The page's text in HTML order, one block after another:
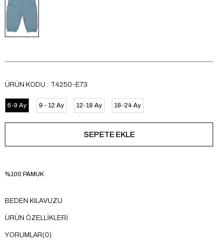
ÜRÜN KODU T4250-E73
6-9 Ay 9 - 12 Ay 12-18 Ay 18-24 Ay
%100 PAMUK
BEDEN KILAVUZU
ÜRÜN ÖZELLIKLERI
YORUMLAR(0)